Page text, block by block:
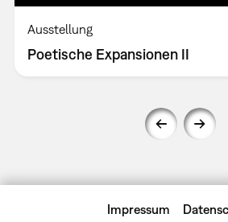
Ausstellung
Poetische Expansionen II
Impressum